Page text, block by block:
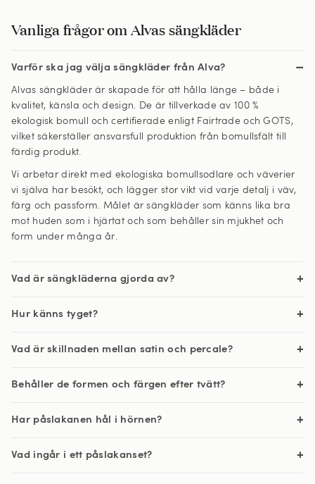
Vanliga frågor om Alvas sängkläder
Varför ska jag välja sängkläder från Alva?
Alvas sängkläder är skapade för att hålla länge – både i
kvalitet, känsla och design. De är tillverkade av 100 %
ekologisk bomull och certifierade enligt Fairtrade och GOTS,
vilket säkerställer ansvarsfull produktion från bomullsfält till
färdig produkt.
Vi arbetar direkt med ekologiska bomullsodlare och väverier
vi själva har besökt, och lägger stor vikt vid varje detalj i väv,
färg och passform. Målet är sängkläder som känns lika bra
mot huden som i hjärtat och som behåller sin mjukhet och
form under många år.
Vad är sängkläderna gjorda av?
Hur känns tyget?
Vad är skillnaden mellan satin och percale?
Behåller de formen och färgen efter tvätt?
Har påslakanen hål i hörnen?
Vad ingår i ett påslakanset?